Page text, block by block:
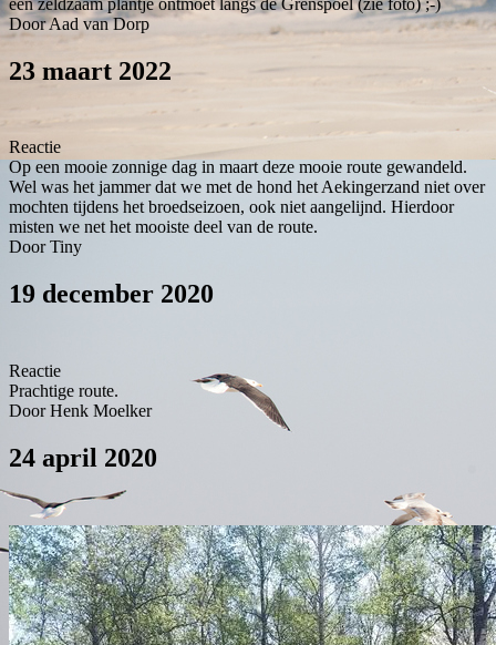
Door Aad van Dorp
23 maart 2022
Reactie
Op een mooie zonnige dag in maart deze mooie route gewandeld.
Wel was het jammer dat we met de hond het Aekingerzand niet over
mochten tijdens het broedseizoen, ook niet aangelijnd. Hierdoor
misten we net het mooiste deel van de route.
Door Tiny
19 december 2020
Reactie
Prachtige route.
Door Henk Moelker
24 april 2020